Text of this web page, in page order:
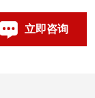
立即咨询